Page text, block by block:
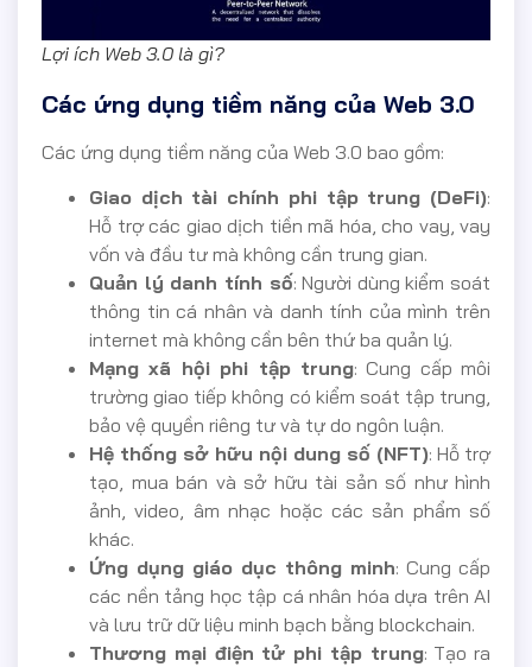
Lợi ích Web 3.0 là gì?
Các ứng dụng tiềm năng của Web 3.0
Các ứng dụng tiềm năng của Web 3.0 bao gồm:
Giao dịch tài chính phi tập trung (DeFi):
Hỗ trợ các giao dịch tiền mã hóa, cho vay, vay
vốn và đầu tư mà không cần trung gian.
Quản lý danh tính số: Người dùng kiểm soát
thông tin cá nhân và danh tính của mình trên
internet mà không cần bên thứ ba quản lý.
Mạng xã hội phi tập trung: Cung cấp môi
trường giao tiếp không có kiểm soát tập trung,
bảo vệ quyền riêng tư và tự do ngôn luận.
Hệ thống sở hữu nội dung số (NFT): Hỗ trợ
tạo, mua bán và sở hữu tài sản số như hình
ảnh, video, âm nhạc hoặc các sản phẩm số
khác.
Ứng dụng giáo dục thông minh: Cung cấp
các nền tảng học tập cá nhân hóa dựa trên AI
và lưu trữ dữ liệu minh bạch bằng blockchain.
Thương mại điện tử phi tập trung: Tạo ra